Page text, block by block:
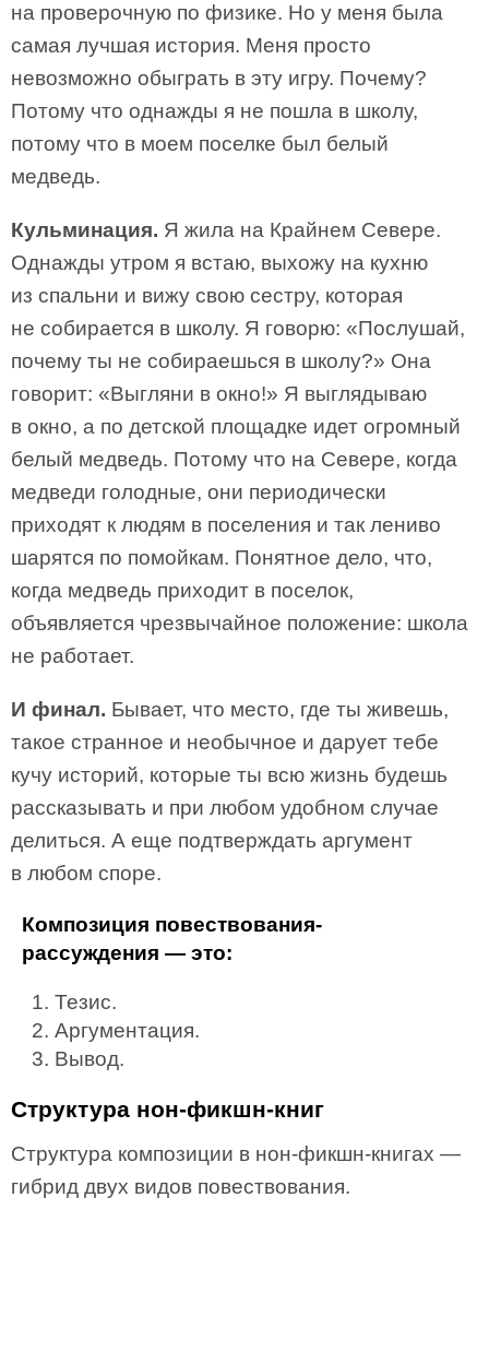
на проверочную по физике. Но у меня была
самая лучшая история. Меня просто
невозможно обыграть в эту игру. Почему?
Потому что однажды я не пошла в школу,
потому что в моем поселке был белый
медведь.
Кульминация. Я жила на Крайнем Севере.
Однажды утром я встаю, выхожу на кухню
из спальни и вижу свою сестру, которая
не собирается в школу. Я говорю: «Послушай,
почему ты не собираешься в школу?» Она
говорит: «Выгляни в окно!» Я выглядываю
в окно, а по детской площадке идет огромный
белый медведь. Потому что на Севере, когда
медведи голодные, они периодически
приходят к людям в поселения и так лениво
шарятся по помойкам. Понятное дело, что,
когда медведь приходит в поселок,
объявляется чрезвычайное положение: школа
не работает.
И финал. Бывает, что место, где ты живешь,
такое странное и необычное и дарует тебе
кучу историй, которые ты всю жизнь будешь
рассказывать и при любом удобном случае
делиться. А еще подтверждать аргумент
в любом споре.
Композиция повествования-
рассуждения — это:
Тезис.
Аргументация.
Вывод.
Структура нон-фикшн-книг
Структура композиции в нон-фикшн-книгах —
гибрид двух видов повествования.